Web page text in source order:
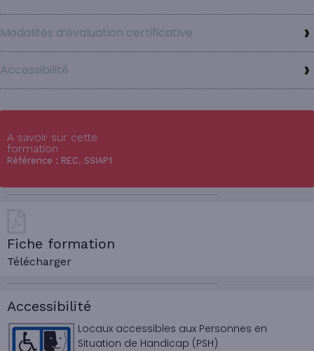
Modalités d’évaluation certificative
Accessibilité
A savoir sur cette
formation
Référence : REC. SSIAP1
Fiche formation
Télécharger
Accessibilité
Locaux accessibles aux Personnes en
Situation de Handicap (PSH)